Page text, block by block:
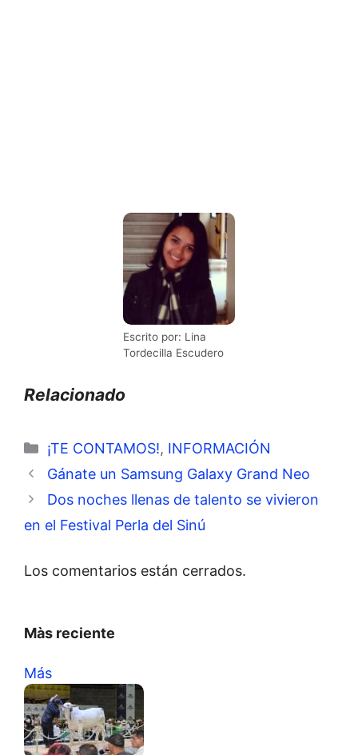
Escrito por: Lina
Tordecilla Escudero
Relacionado
Categorías
¡TE CONTAMOS!, INFORMACIÓN
Gánate un Samsung Galaxy Grand Neo
Dos noches llenas de talento se vivieron
en el Festival Perla del Sinú
Los comentarios están cerrados.
Màs reciente
Más